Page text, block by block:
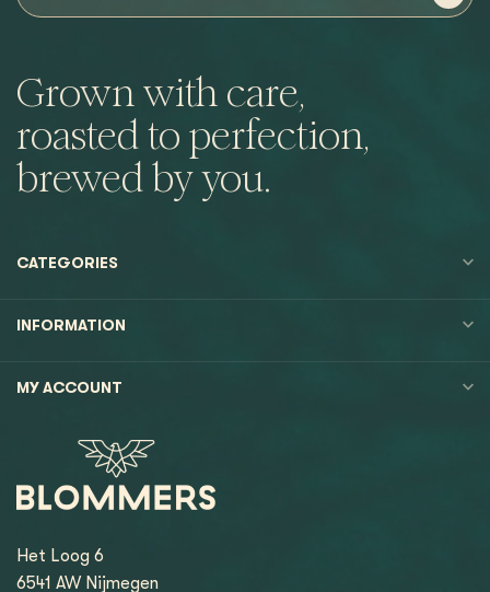
Grown with care,
roasted to perfection,
brewed by you.
CATEGORIES
INFORMATION
MY ACCOUNT
Het Loog 6
6541 AW Nijmegen